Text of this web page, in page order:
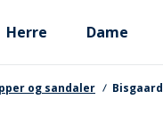
Herre Dame
og sandaler Bisgaard